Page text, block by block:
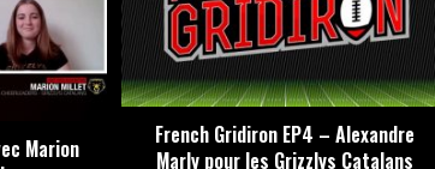
Marion
French Gridiron EP4 – Alexandre
Marly pour les Grizzlys Catalans